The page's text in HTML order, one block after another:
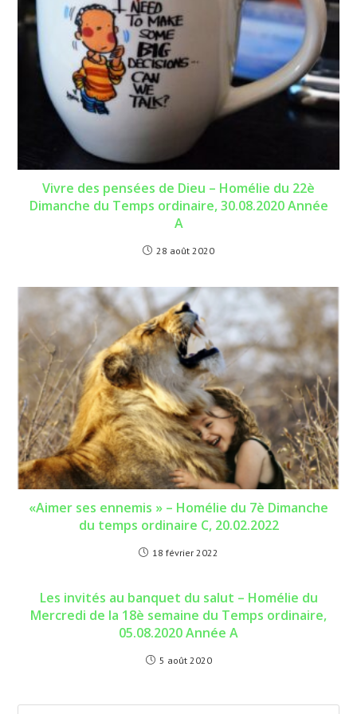
Vivre des pensées de Dieu – Homélie du 22è
Dimanche du Temps ordinaire, 30.08.2020 Année
A
28 août 2020
«Aimer ses ennemis » – Homélie du 7è Dimanche
du temps ordinaire C, 20.02.2022
18 février 2022
Les invités au banquet du salut – Homélie du
Mercredi de la 18è semaine du Temps ordinaire,
05.08.2020 Année A
5 août 2020